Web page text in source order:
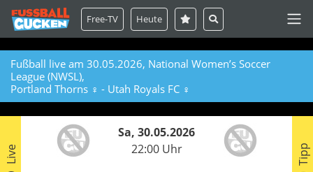
Free-TV Heute
Fußball live am 30.05.2026, National Women’s Soccer
League (NWSL),
Portland Thorns ♀ - Utah Royals FC ♀
Live
Sa, 30.05.2026
22:00 Uhr
Tipp